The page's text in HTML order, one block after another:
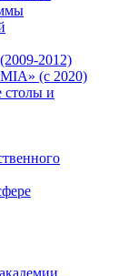
2012)
(с 2020)
столы и